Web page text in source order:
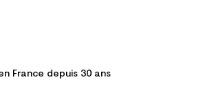
France depuis 30 ans